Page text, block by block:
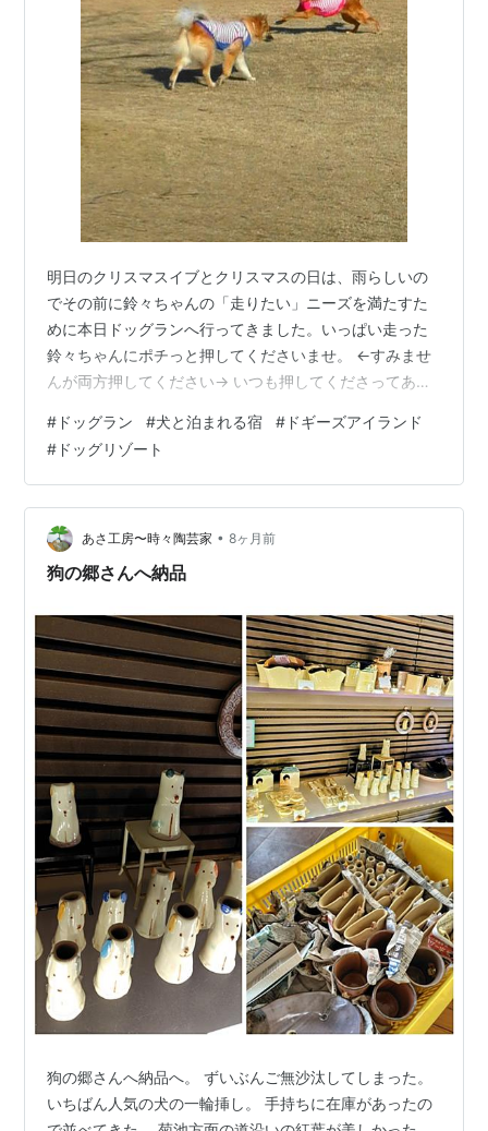
明日のクリスマスイブとクリスマスの日は、雨らしいの
でその前に鈴々ちゃんの「走りたい」ニーズを満たすた
めに本日ドッグランへ行ってきました。いっぱい走った
鈴々ちゃんにポチっと押してくださいませ。 ←すみませ
んが両方押してください→ いつも押してくださってあり
ぶりの「小谷流の里 ドキーズアイランド」です。
doggys-island.jp わんこといっしょに宿泊できるリゾー
ト施設なんですが、ドッグランやレストランなどは日帰
り利用できるので、我が家から車で30分と近いので、年
に数回行ってます。 ただちょっと利用料がいいお値段な
んで、「平日限定！あつま…
# ドッグラン #犬と泊まれる宿 # ドギーズアイランド
# ドッグリゾート
あさ工房〜時々陶芸家 • 8ヶ月前
狗の郷さんへ納品
狗の郷さんへ納品へ。 ずいぶんご無沙汰してしまった。
いちばん人気の犬の一輪挿し。 手持ちに在庫があったの